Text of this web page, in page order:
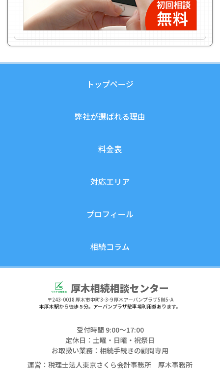
トップページ
弊社が選ばれる理由
料金表
対応エリア
プロフィール
相続コラム
厚木相続相談センター
〒243-0018 厚木市中町3-3-9 厚木アーバンプラザ5階5-A
本厚木駅から徒歩５分。アーバンプラザ駐車場利用券あります。
受付時間 9:00〜17:00
定休日：土曜・日曜・祝祭日
お取扱い業務：相続手続きの顧問専用
運営：税理士法人東京さくら会計事務所 厚木事務所